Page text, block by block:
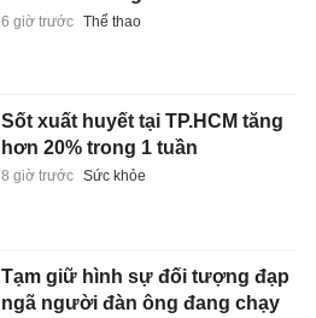
6 giờ trước Thể thao
Sốt xuất huyết tại TP.HCM tăng
hơn 20% trong 1 tuần
8 giờ trước Sức khỏe
Tạm giữ hình sự đối tượng đạp
ngã người đàn ông đang chạy